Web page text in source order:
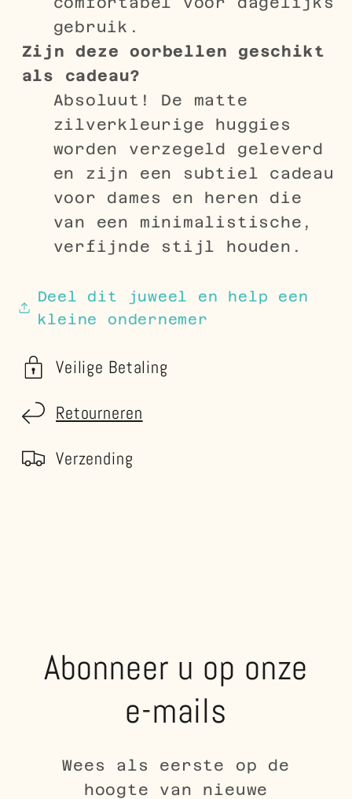
gebruik.
Zijn deze oorbellen geschikt
als cadeau?
Absoluut! De matte
zilverkleurige huggies
worden verzegeld geleverd
en zijn een subtiel cadeau
voor dames en heren die
van een minimalistische,
verfijnde stijl houden.
Deel dit juweel en help een
kleine ondernemer
Veilige Betaling
Retourneren
Verzending
Abonneer u op onze
e-mails
Wees als eerste op de
hoogte van nieuwe